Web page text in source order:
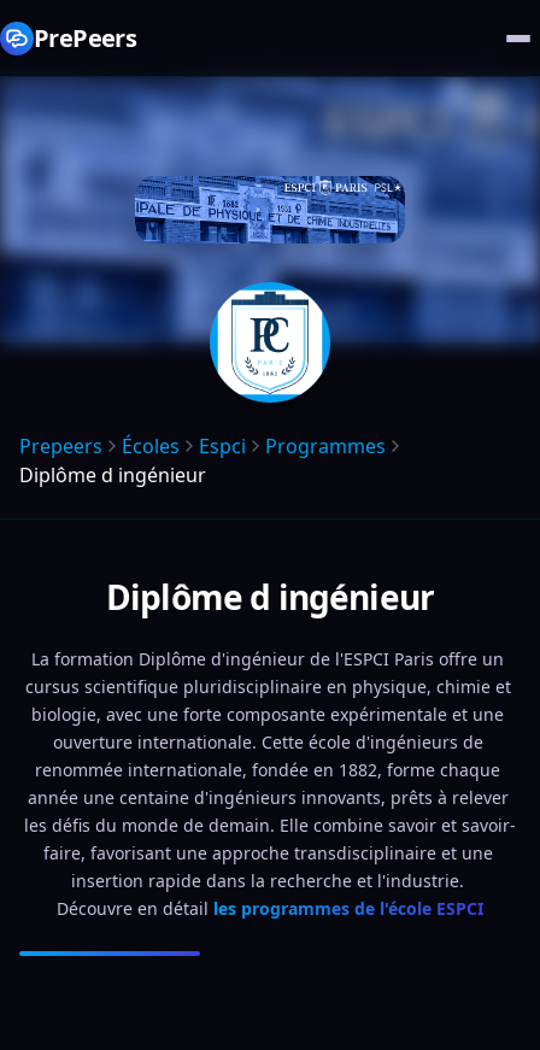
PrePeers
Prepeers Écoles Espci
Programmes
Diplôme d ingénieur
Diplôme d ingénieur
La formation Diplôme d'ingénieur de l'ESPCI Paris offre un
cursus scientifique pluridisciplinaire en physique, chimie et
biologie, avec une forte composante expérimentale et une
ouverture internationale. Cette école d'ingénieurs de
renommée internationale, fondée en 1882, forme chaque
année une centaine d'ingénieurs innovants, prêts à relever
les défis du monde de demain. Elle combine savoir et savoir-
faire, favorisant une approche transdisciplinaire et une
insertion rapide dans la recherche et l'industrie.
Découvre en détail les programmes de l'école ESPCI